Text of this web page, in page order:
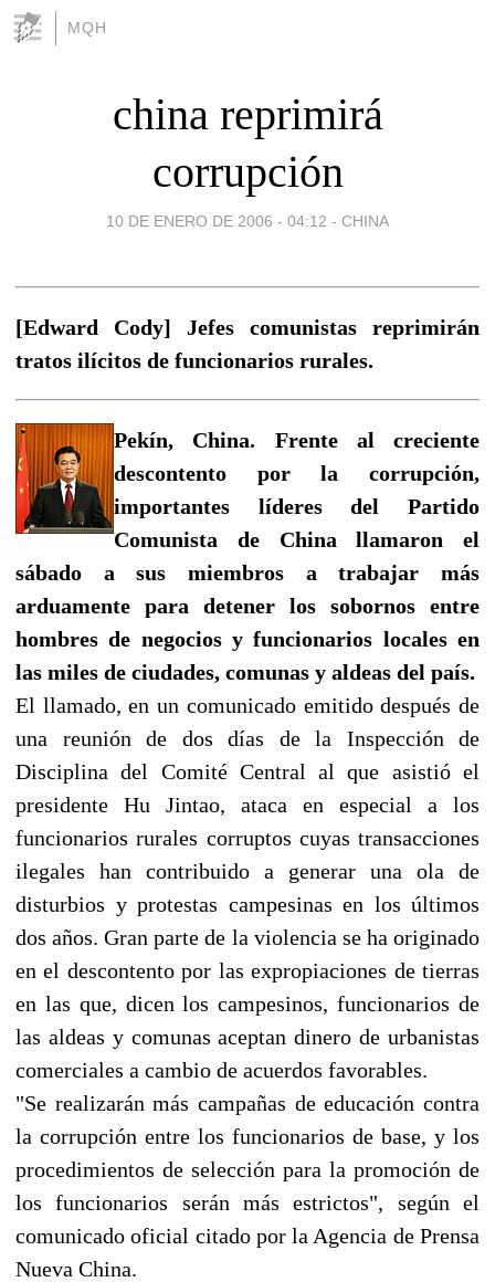
MQH
china reprimirá
corrupción
10 DE ENERO DE 2006 - 04:12 - CHINA
[Edward Cody] Jefes comunistas reprimirán
tratos ilícitos de funcionarios rurales.
Pekín, China. Frente al creciente
descontento por la corrupción,
importantes líderes del Partido
Comunista de China llamaron el
sábado a sus miembros a trabajar más
arduamente para detener los sobornos entre
hombres de negocios y funcionarios locales en
las miles de ciudades, comunas y aldeas del país.
El llamado, en un comunicado emitido después de
una reunión de dos días de la Inspección de
Disciplina del Comité Central al que asistió el
presidente Hu Jintao, ataca en especial a los
funcionarios rurales corruptos cuyas transacciones
ilegales han contribuido a generar una ola de
disturbios y protestas campesinas en los últimos
dos años. Gran parte de la violencia se ha originado
en el descontento por las expropiaciones de tierras
en las que, dicen los campesinos, funcionarios de
las aldeas y comunas aceptan dinero de urbanistas
comerciales a cambio de acuerdos favorables.
"Se realizarán más campañas de educación contra
la corrupción entre los funcionarios de base, y los
procedimientos de selección para la promoción de
los funcionarios serán más estrictos", según el
comunicado oficial citado por la Agencia de Prensa
Nueva China.